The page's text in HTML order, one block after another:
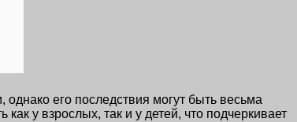
его последствия могут быть весьма
у взрослых, так и у детей, что подчеркивает